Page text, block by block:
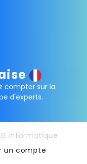
compter sur la
d'experts.
Informatique
un compte